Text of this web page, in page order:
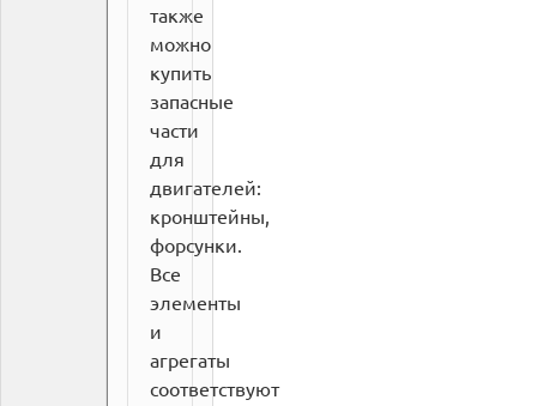
также
можно
купить
запасные
части
для
двигателей:
кронштейны,
форсунки.
Все
элементы
и
агрегаты
соответствуют